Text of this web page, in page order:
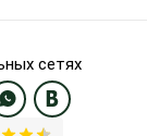
сетях